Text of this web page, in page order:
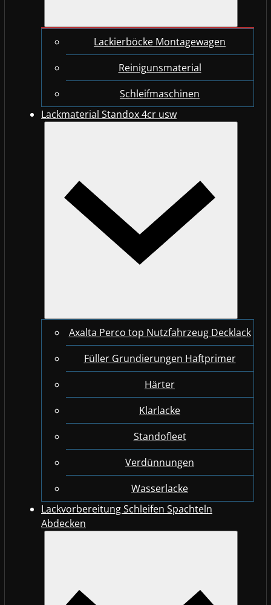
Lackierböcke Montagewagen
Reinigunsmaterial
Schleifmaschinen
Lackmaterial Standox 4cr usw
Axalta Perco top Nutzfahrzeug Decklack
Füller Grundierungen Haftprimer
Härter
Klarlacke
Standofleet
Verdünnungen
Wasserlacke
Lackvorbereitung Schleifen Spachteln
Abdecken